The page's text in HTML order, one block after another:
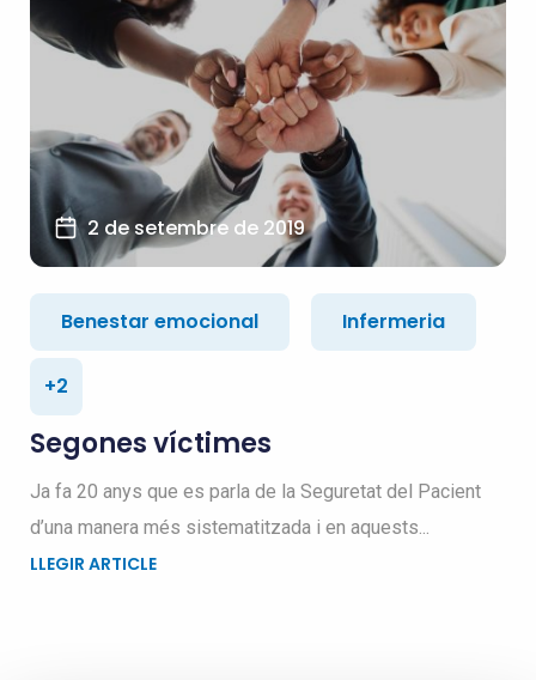
2 de setembre de 2019
Benestar emocional Infermeria
+2
Segones víctimes
Ja fa 20 anys que es parla de la Seguretat del Pacient
d’una manera més sistematitzada i en aquests...
LLEGIR ARTICLE